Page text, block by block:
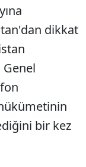
dikkat
Genel
bir kez